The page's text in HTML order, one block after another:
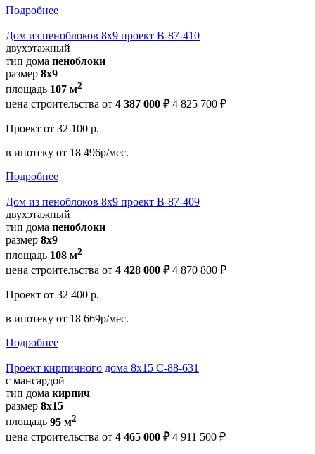
Подробнее
Дом из пеноблоков 8х9 проект В-87-410
двухэтажный
тип дома пеноблоки
размер 8х9
площадь 107 м2
цена строительства от 4 387 000 ₽ 4 825 700 ₽
Проект от 32 100 р.
в ипотеку от 18 496р/мес.
Подробнее
Дом из пеноблоков 8х9 проект В-87-409
двухэтажный
тип дома пеноблоки
размер 8х9
площадь 108 м2
цена строительства от 4 428 000 ₽ 4 870 800 ₽
Проект от 32 400 р.
в ипотеку от 18 669р/мес.
Подробнее
Проект кирпичного дома 8х15 С-88-631
с мансардой
тип дома кирпич
размер 8x15
площадь 95 м2
цена строительства от 4 465 000 ₽ 4 911 500 ₽